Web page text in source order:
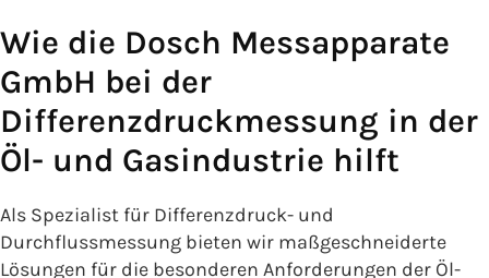
Wie die Dosch Messapparate
GmbH bei der
Differenzdruckmessung in der
Öl- und Gasindustrie hilft
Als Spezialist für Differenzdruck- und
Durchflussmessung bieten wir maßgeschneiderte
Lösungen für die besonderen Anforderungen der Öl-